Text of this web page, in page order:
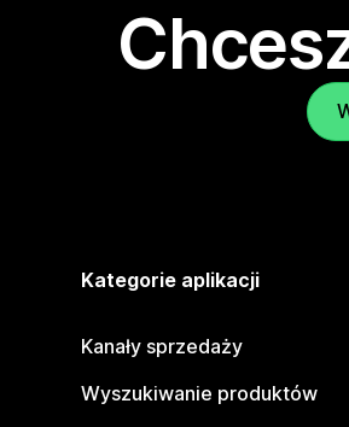
Kategorie aplikacji
Kanały sprzedaży
Wyszukiwanie produktów